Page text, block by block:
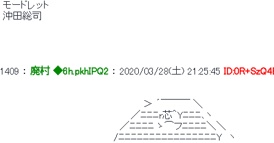
モードレット
沖田総司
1409 ： 廃村 ◆6h.pkhIPQ2 ： 2020/03/28(土) 21:25:45
＞ ´￣￣￣ ＼
／ﾆﾆﾆr芯＾Yﾆﾆﾆ､ヽ
／ﾆﾆﾆﾆ ゝ⌒フﾆﾆﾆﾆ＼＼
/ﾆﾆﾆﾆﾆﾆﾆﾆﾆﾆﾆﾆﾆﾆﾆﾆY　ヽ